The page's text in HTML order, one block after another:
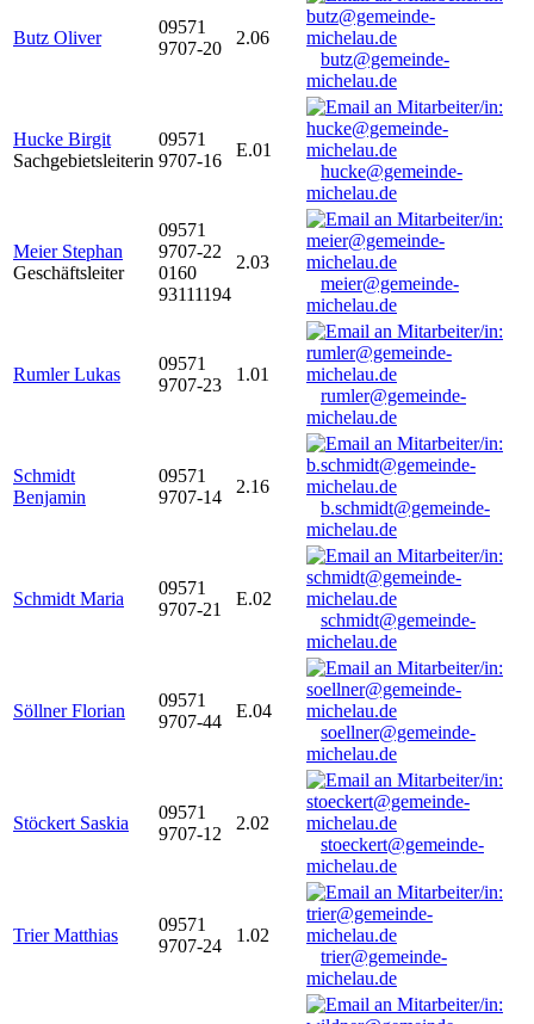
Butz Oliver
09571
9707-20
2.06
butz@gemeinde-
michelau.de
Hucke Birgit
Sachgebietsleiterin
09571
9707-16
E.01
hucke@gemeinde-
michelau.de
Meier Stephan
Geschäftsleiter
09571
9707-22
0160
93111194
2.03
meier@gemeinde-
michelau.de
Rumler Lukas
09571
9707-23
1.01
rumler@gemeinde-
michelau.de
Schmidt
Benjamin
09571
9707-14
2.16
b.schmidt@gemeinde-
michelau.de
Schmidt Maria
09571
9707-21
E.02
schmidt@gemeinde-
michelau.de
Söllner Florian
09571
9707-44
E.04
soellner@gemeinde-
michelau.de
Stöckert Saskia
09571
9707-12
2.02
stoeckert@gemeinde-
michelau.de
Trier Matthias
09571
9707-24
1.02
trier@gemeinde-
michelau.de